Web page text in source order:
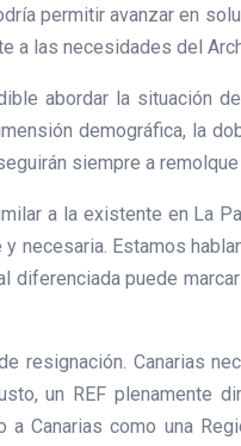
permitir avanzar en
a las necesidades del
abordar la situación
demográfica, la
siempre a
a la existente en La
necesaria. Estamos
diferenciada puede
resignación. Canarias
un REF plenamente
a Canarias como una